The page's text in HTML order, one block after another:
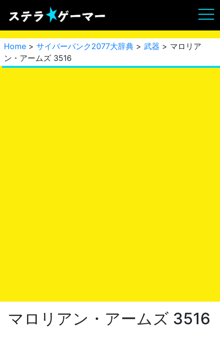
Home > サイバーパンク2077大辞典 > 武器 > マロリア
ン・アームズ 3516
マロリアン・アームズ 3516